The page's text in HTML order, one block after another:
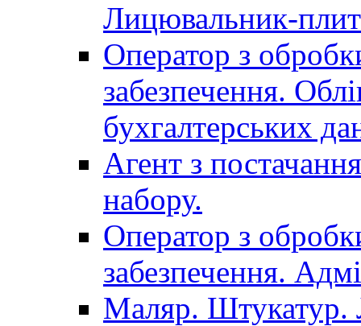
Лицювальник-
Оператор з
забезпечення.
бухгалтерських
Агент з
набору.
Оператор з
забезпечення.
Маляр. Штукатур.